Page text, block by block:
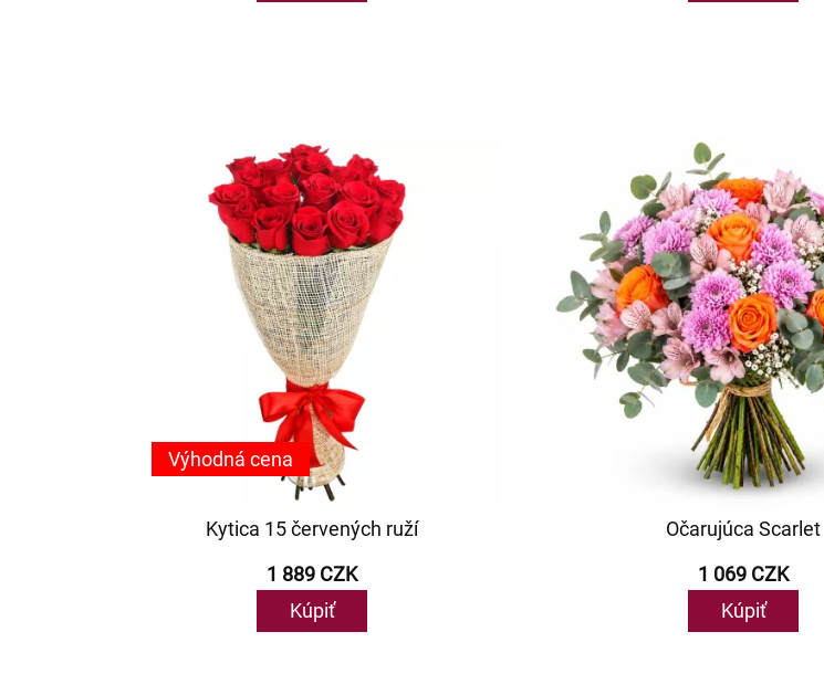
Kytica 15 červených ruží
1 889 CZK
Kúpiť
Výhodná cena
Očarujúca Scarlet
1 069 CZK
Kúpiť